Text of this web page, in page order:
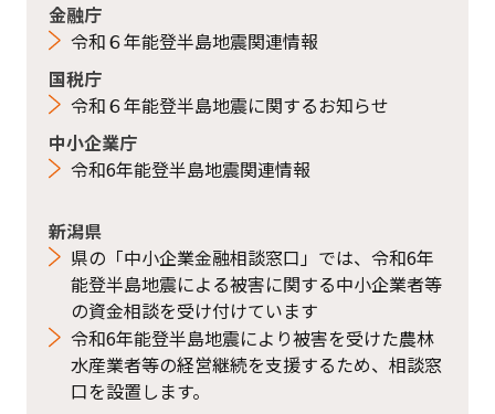
金融庁
令和６年能登半島地震関連情報
国税庁
令和６年能登半島地震に関するお知らせ
中小企業庁
令和6年能登半島地震関連情報
新潟県
県の「中小企業金融相談窓口」では、令和6年
能登半島地震による被害に関する中小企業者等
の資金相談を受け付けています
令和6年能登半島地震により被害を受けた農林
水産業者等の経営継続を支援するため、相談窓
口を設置します。